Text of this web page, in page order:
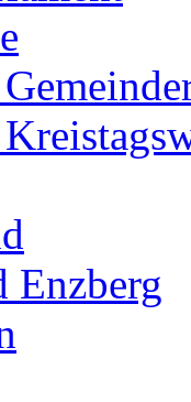
Enzberg